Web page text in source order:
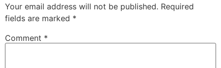
Your email address will not be published. Required
fields are marked *
Comment *